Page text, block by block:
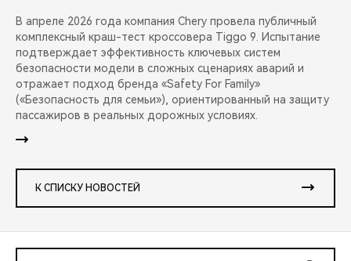
В апреле 2026 года компания Chery провела публичный
комплексный краш-тест кроссовера Tiggo 9. Испытание
подтверждает эффективность ключевых систем
безопасности модели в сложных сценариях аварий и
отражает подход бренда «Safety For Family»
(«Безопасность для семьи»), ориентированный на защиту
пассажиров в реальных дорожных условиях.
К СПИСКУ НОВОСТЕЙ